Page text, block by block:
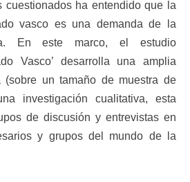
cuestionados ha entendido que la
vasco es una demanda de la
En este marco, el estudio
Vasco’ desarrolla una amplia
(sobre un tamaño de muestra de
investigación cualitativa, esta
de discusión y entrevistas en
y grupos del mundo de la